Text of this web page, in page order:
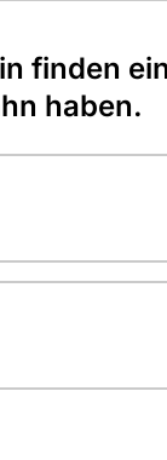
finden
haben.